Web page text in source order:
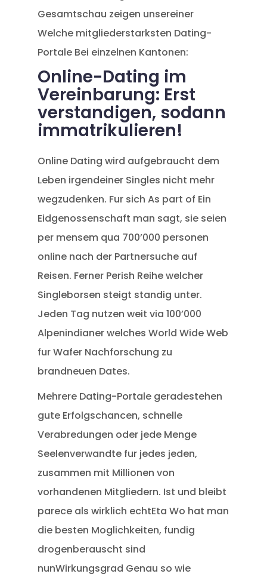
Gesamtschau zeigen unsereiner
Welche mitgliederstarksten Dating-
Portale Bei einzelnen Kantonen:
Online-Dating im
Vereinbarung: Erst
verstandigen, sodann
immatrikulieren!
Online Dating wird aufgebraucht dem
Leben irgendeiner Singles nicht mehr
wegzudenken. Fur sich As part of Ein
Eidgenossenschaft man sagt, sie seien
per mensem qua 700’000 personen
online nach der Partnersuche auf
Reisen. Ferner Perish Reihe welcher
Singleborsen steigt standig unter.
Jeden Tag nutzen weit via 100’000
Alpenindianer welches World Wide Web
fur Wafer Nachforschung zu
brandneuen Dates.
Mehrere Dating-Portale geradestehen
gute Erfolgschancen, schnelle
Verabredungen oder jede Menge
Seelenverwandte fur jedes jeden,
zusammen mit Millionen von
vorhandenen Mitgliedern. Ist und bleibt
parece als wirklich echtEta Wo hat man
die besten Moglichkeiten, fundig
drogenberauscht sind
nunWirkungsgrad Genau so wie